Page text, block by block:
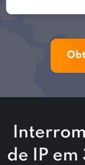
de IP em